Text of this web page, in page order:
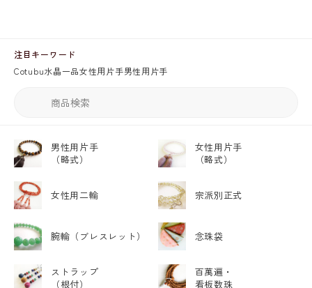
注目キーワード
Cotubu水晶一品女性用片手男性用片手
男性用片手
（略式）
女性用片手
（略式）
女性用二輪 宗派別正式
腕輪 （ブレスレット） 念珠袋
ストラップ
（根付）
百萬遍・
看板数珠